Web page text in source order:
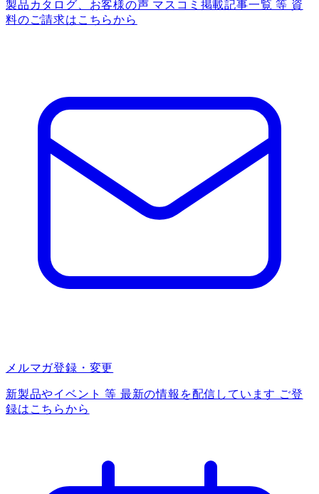
製品カタログ、お客様の声 マスコミ掲載記事一覧 等 資
料のご請求はこちらから
メルマガ登録・変更
新製品やイベント 等 最新の情報を配信しています ご登
録はこちらから